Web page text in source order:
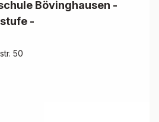
Bövinghausen -
-
50